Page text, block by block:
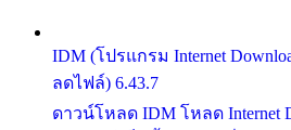
IDM (โปรแกรม Internet
ลดไฟล์) 6.43.7
ดาวน์โหลด IDM โหลด Internet